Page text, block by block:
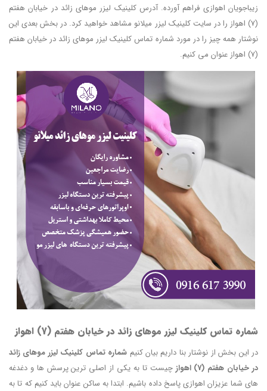
زیباجویان اهوازی فراهم آورده. آدرس کلینیک لیزر موهای زائد در خیابان هفتم
(7) اهواز را در سایت کلینیک لیزر میلانو مشاهد خواهید کرد. در بخش بعدی این
نوشتار همه چیز را در مورد شماره تماس کلینیک لیزر موهای زائد در خیابان هفتم
(7) اهواز عنوان می کنیم.
شماره تماس کلینیک لیزر موهای زائد در خیابان هفتم (7) اهواز
در این بخش از نوشتار بنا داریم بیان کنیم شماره تماس کلینیک لیزر موهای زائد
در خیابان هفتم (7) اهواز
چیست تا به یکی از اصلی ترین پرسش ها و دغدغه
های شما عزیزان اهوازی پاسخ داده باشیم. ابتدا به ساکن عنوان باید کنیم که تا به